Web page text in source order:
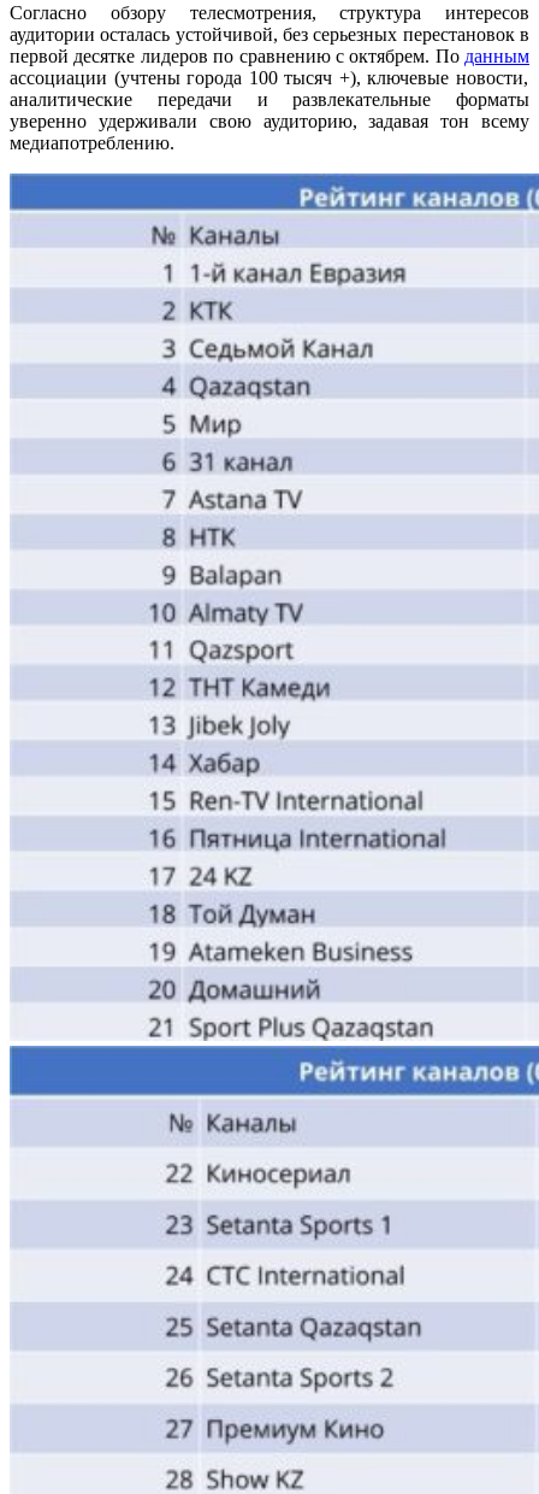
Согласно обзору телесмотрения, структура интересов
аудитории осталась устойчивой, без серьезных перестановок в
первой десятке лидеров по сравнению с октябрем. По данным
ассоциации (учтены города 100 тысяч +), ключевые новости,
аналитические передачи и развлекательные форматы
уверенно удерживали свою аудиторию, задавая тон всему
медиапотреблению.